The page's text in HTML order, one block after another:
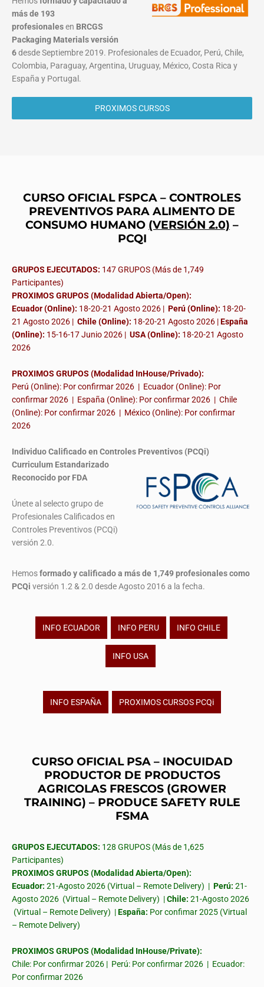
más de 193
profesionalesen BRCGS
Packaging Materialsversión
6desde Septiembre 2019. Profesionales de Ecuador, Perú, Chile,
Colombia, Paraguay, Argentina, Uruguay, México, Costa Rica y
España y Portugal.
PROXIMOS CURSOS
CURSO OFICIAL FSPCA – CONTROLES
PREVENTIVOS PARA ALIMENTO DE
CONSUMO HUMANO (VERSIÓN 2.0) –
PCQI
GRUPOS EJECUTADOS: 147 GRUPOS (Más de 1,749
Participantes)
PROXIMOS GRUPOS (Modalidad Abierta/Open):
Ecuador (Online): 18-20-21 Agosto 2026 | Perú (Online): 18-20-
21 Agosto 2026 | Chile (Online): 18-20-21 Agosto 2026 |España
(Online): 15-16-17 Junio 2026 | USA (Online): 18-20-21 Agosto
2026
PROXIMOS GRUPOS (Modalidad InHouse/Privado):
Perú (Online): Por confirmar 2026 | Ecuador (Online): Por
confirmar 2026 | España (Online): Por confirmar 2026 | Chile
(Online): Por confirmar 2026 | México (Online): Por confirmar
2026
Individuo Calificado en Controles Preventivos (PCQi)
Curriculum Estandarizado
Reconocido por FDA
Únete al selecto grupo de
Profesionales Calificados en
Controles Preventivos (PCQi)
versión 2.0.
Hemosformado y calificado a más de 1,749 profesionalescomo
PCQi versión 1.2 & 2.0 desde Agosto 2016 a la fecha.
INFO ECUADOR INFO PERU INFO CHILE
INFO USA
INFO ESPAÑA PROXIMOS CURSOS PCQi
CURSO OFICIAL PSA – INOCUIDAD
PRODUCTOR DE PRODUCTOS
AGRICOLAS FRESCOS (GROWER
TRAINING) – PRODUCE SAFETY RULE
FSMA
GRUPOS EJECUTADOS: 128 GRUPOS (Más de 1,625
Participantes)
PROXIMOS GRUPOS (Modalidad Abierta/Open):
Ecuador: 21-Agosto 2026 (Virtual – Remote Delivery) | Perú: 21-
Agosto 2026 (Virtual – Remote Delivery) |Chile: 21-Agosto 2026
(Virtual – Remote Delivery) |España: Por confimar 2025 (Virtual
– Remote Delivery)
PROXIMOS GRUPOS (Modalidad InHouse/Private):
Chile: Por confirmar 2026 | Perú: Por confirmar 2026 | Ecuador:
Por confirmar 2026